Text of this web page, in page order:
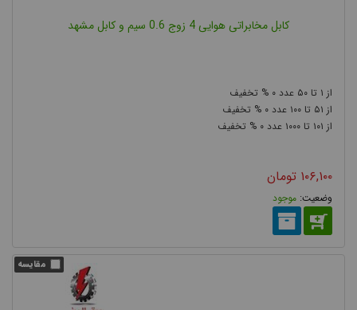
کابل مخابراتی هوایی 4 زوج 0.6 سیم و کابل مشهد
۱ ۵۰
۰
۵۱
۱۰۰
۰
۱۰۱
۱۰۰۰ ۰
۱۰۶,۱۰۰ تومان
موجود